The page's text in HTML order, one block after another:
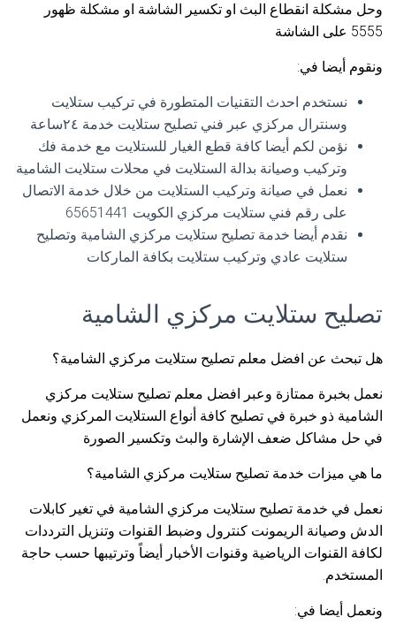
وحل مشكلة انقطاع البث او تكسير الشاشة او مشكلة ظهور
5555 على الشاشة
ونقوم أيضا في:
نستخدم احدث التقنيات المتطورة في تركيب ستلايت
وسنترال مركزي عبر فني تصليح ستلايت خدمة ٢٤ساعة
نؤمن لكم أيضا كافة قطع الغيار للستلايت مع خدمة فك
وتركيب وصيانة بدالة الستلايت في محلات ستلايت الشامية
نعمل في صيانة وتركيب الستلايت من خلال خدمة الاتصال
على رقم فني ستلايت مركزي الكويت 65651441
نقدم أيضا خدمة تصليح ستلايت مركزي الشامية وتصليح
ستلايت عادي وتركيب ستلايت بكافة الماركات
تصليح ستلايت مركزي الشامية
هل تبحث عن افضل معلم تصليح ستلايت مركزي الشامية؟
نعمل بخبرة ممتازة وعبر افضل معلم تصليح ستلايت مركزي
الشامية ذو خبرة في تصليح كافة أنواع الستلايت المركزي ونعمل
في حل مشاكل ضعف الإشارة والبث وتكسير الصورة
ما هي ميزات خدمة تصليح ستلايت مركزي الشامية؟
نعمل في خدمة تصليح ستلايت مركزي الشامية في تغير كابلات
الدش وصيانة الريمونت كنترول وضبط القنوات وتنزيل الترددات
لكافة القنوات الرياضية وقنوات الأخبار أيضاً وترتيبها حسب حاجة
المستخدم.
ونعمل أيضا في: